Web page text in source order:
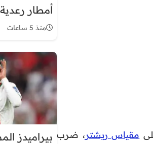
مقياس ريشتر، ضرب
أمطار
منذ 5 ساعات
بيراميدز